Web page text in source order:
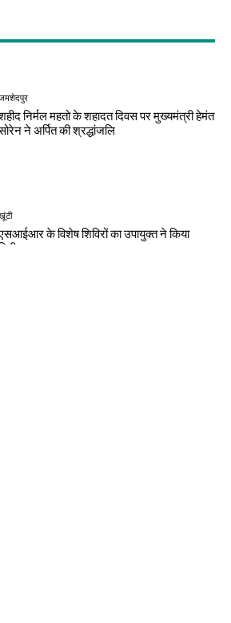
निर्मल महतो के शहादत दिवस पर मुख्यमंत्री हेमंत
ने अर्पित की श्रद्धांजलि
के विशेष शिविरों का उपायुक्त ने किया
निरीक्षण